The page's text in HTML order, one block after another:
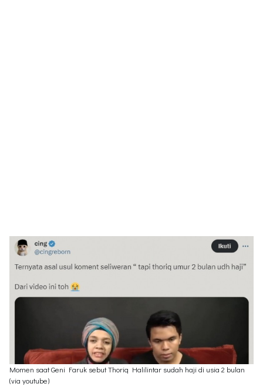
Momen saat Geni Faruk sebut Thoriq Halilintar sudah haji di usia 2 bulan
(via youtube)